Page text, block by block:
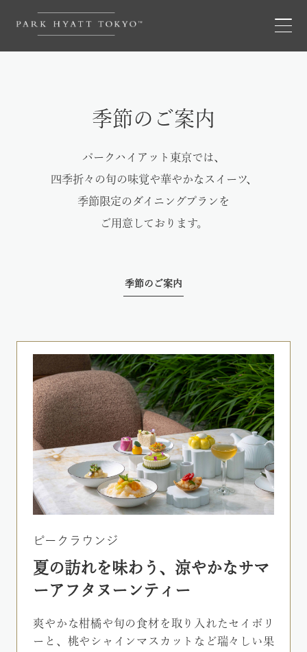
季節のご案内
パークハイアット東京では、
四季折々の旬の味覚や華やかなスイーツ、
季節限定のダイニングプランを
ご用意しております。
季節のご案内
ピークラウンジ
夏の訪れを味わう、涼やかなサマ
ーアフタヌーンティー
爽やかな柑橘や旬の食材を取り入れたセイボリ
ーと、桃やシャインマスカットなど瑞々しい果